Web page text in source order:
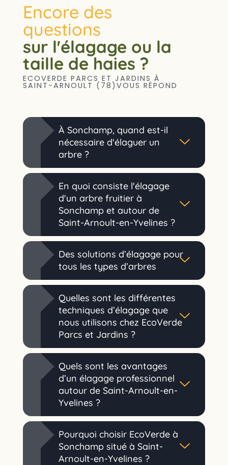
Encore des
questions
sur l'élagage ou la
taille de haies ?
ECOVERDE PARCS ET JARDINS À
SAINT-ARNOULT (78)VOUS RÉPOND
À Sonchamp, quand est-il
nécessaire d'élaguer un
arbre ?
En quoi consiste l'élagage
d'un arbre fruitier à
Sonchamp et autour de
Saint-Arnoult-en-Yvelines ?
Des solutions d’élagage pour
tous les types d’arbres
Quelles sont les différentes
techniques d’élagage que
nous utilisons chez EcoVerde
Parcs et Jardins ?
Quels sont les avantages
d’un élagage professionnel
autour de Saint-Arnoult-en-
Yvelines ?
Pourquoi choisir EcoVerde à
Sonchamp situé à Saint-
Arnoult-en-Yvelines ?